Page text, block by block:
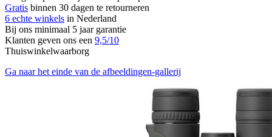
Gratis binnen 30 dagen te retourneren
6 echte winkels in Nederland
Bij ons minimaal 5 jaar garantie
Klanten geven ons een 9,5/10
Thuiswinkelwaarborg
Ga naar het einde van de afbeeldingen-gallerij